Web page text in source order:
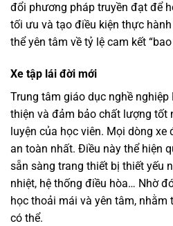
đổi phương pháp truyền đạt để
tối ưu và tạo điều kiện thực
thể yên tâm về tỷ lệ cam kết
Xe tập lái đời mới
Trung tâm giáo dục nghề nghiệp
thiện và đảm bảo chất lượng tốt
luyện của học viên. Mọi dòng xe
an toàn nhất. Điều này thể hiện
sẵn sàng trang thiết bị thiết yếu
nhiệt, hệ thống điều hòa… Nhờ
học thoải mái và yên tâm,
có thể.